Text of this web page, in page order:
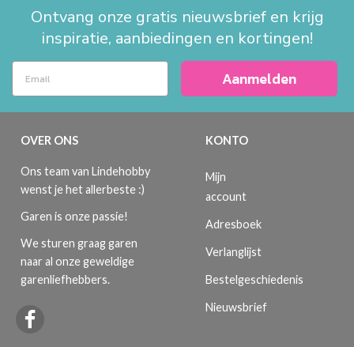
Ontvang onze gratis nieuwsbrief en krijg
inspiratie, aanbiedingen en kortingen!
Aanmelden
OVER ONS
Ons team van Lindehobby
wenst je het allerbeste :)
Garen is onze passie!
We sturen graag garen
naar al onze geweldige
garenliefhebbers.
KONTO
Mijn
account
Adresboek
Verlanglijst
Bestelgeschiedenis
Nieuwsbrief